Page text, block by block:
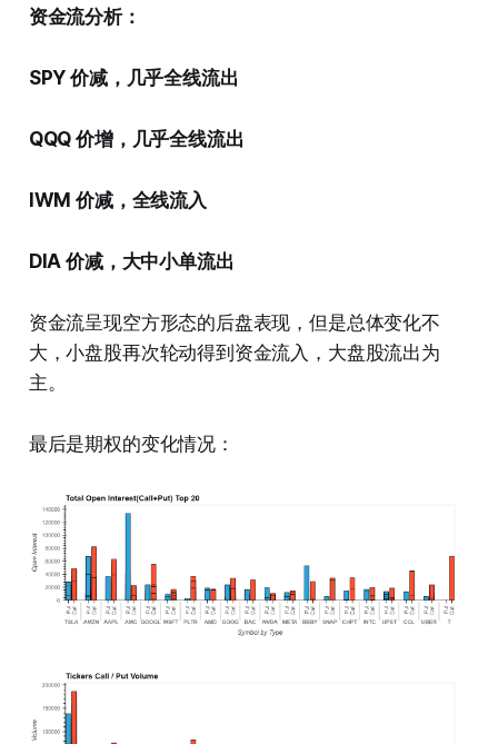
资金流分析：
SPY 价减，几乎全线流出
QQQ 价增，几乎全线流出
IWM 价减，全线流入
DIA 价减，大中小单流出
资金流呈现空方形态的后盘表现，但是总体变化不
大，小盘股再次轮动得到资金流入，大盘股流出为
主。
最后是期权的变化情况：